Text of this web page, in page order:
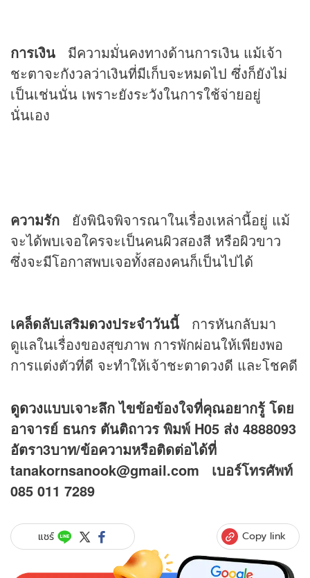
การเงิน มีความมั่นคงทางด้านการเงิน แม้เจ้า
ชะตาจะกังวลว่าเงินที่มีเก็บจะหมดไป ซึ่งก็ยังไม่
เป็นเช่นนั่น เพราะยังระวังในการใช้จ่ายอยู่
นั่นเอง
ความรัก ยังพินิจพิจารณาในเรื่องเหล่านี้อยู่ แม้
จะได้พบเจอใครจะเป็นคนผิวสองสี หรือผิวขาว
ซึ่งจะมีโอกาสพบเจอทั้งสองคนก็เป็นไปได้
เคล็ดลับเสริมดวงประจำวันนี้ การหันกลับมา
ดูแลในเรื่องของสุขภาพ การพักผ่อนให้เพียงพอ
การแต่งตัวที่ดี จะทำให้เจ้าชะตาดวงดี และโชคดี
ดูดวงแบบเจาะลึก ไขข้อข้องใจที่คุณอยากรู้ โดย
อาจารย์ ธนกร ตันติถาวร พิมพ์ H05 ส่ง 4888093
อัตรา3บาท/ข้อความหรือติดต่อได้ที่
tanakornsanook@gmail.com เบอร์โทรศัพท์
085 011 7289
แชร์ Copy link